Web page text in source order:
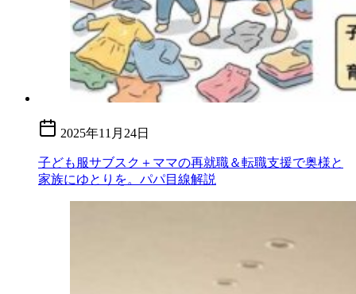
2025年11月24日
子ども服サブスク＋ママの再就職＆転職支援で奥様と
家族にゆとりを。パパ目線解説